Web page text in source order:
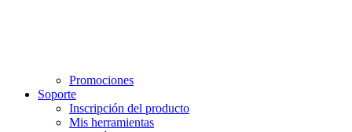
Promociones
Soporte
Inscripción del producto
Mis herramientas